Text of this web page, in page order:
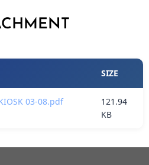
SIZE
03-08.pdf
121.94
KB